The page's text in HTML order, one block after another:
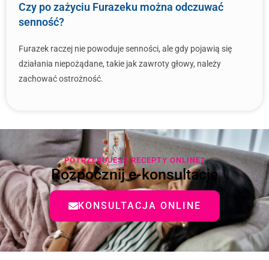
Czy po zażyciu Furazeku można odczuwać
senność?
Furazek raczej nie powoduje senności, ale gdy pojawią się
działania niepożądane, takie jak zawroty głowy, należy
zachować ostrożność.
POTRZEBUJESZ RECEPTY ONLINE?
Rozpocznij e-konsultację
KONSULTACJA ONLINE